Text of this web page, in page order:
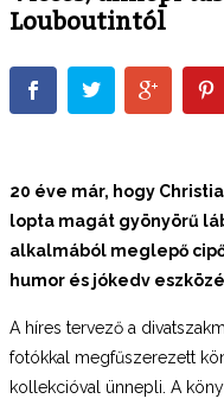
Louboutintól
20 éve már, hogy
lopta magát gyönyörű
alkalmából meglepő
humor és jókedv
A híres tervező a
fotókkal megfűszerezett
kollekcióval ünnepli. A